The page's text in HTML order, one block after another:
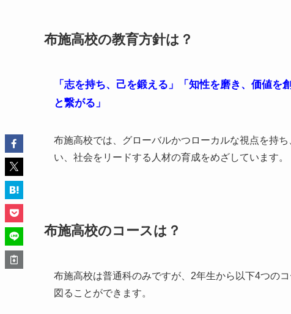
布施高校の教育方針は？
「志を持ち、己を鍛える」「知性を磨き、価値
と繋がる」
布施高校では、グローバルかつローカルな視点を持
い、社会をリードする人材の育成をめざしています。
布施高校のコースは？
布施高校は普通科のみですが、2年生から以下4つの
図ることができます。